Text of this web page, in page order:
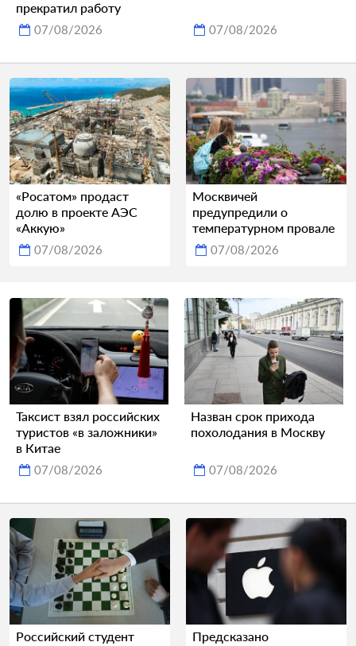
прекратил работу
07/08/2026 07/08/2026
«Росатом» продаст
долю в проекте АЭС
«Аккую»
07/08/2026
Москвичей
предупредили о
температурном провале
07/08/2026
Таксист взял российских
туристов «в заложники»
в Китае
07/08/2026
Назван срок прихода
похолодания в Москву
07/08/2026
Российский студент
Предсказано